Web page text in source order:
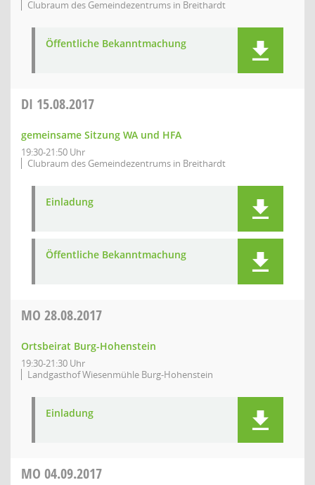
Clubraum des Gemeindezentrums in Breithardt
Öffentliche Bekanntmachung
DI 15.08.2017
gemeinsame Sitzung WA und HFA
19:30-21:50 Uhr
Clubraum des Gemeindezentrums in Breithardt
Einladung
Öffentliche Bekanntmachung
MO 28.08.2017
Ortsbeirat Burg-Hohenstein
19:30-21:30 Uhr
Landgasthof Wiesenmühle Burg-Hohenstein
Einladung
MO 04.09.2017